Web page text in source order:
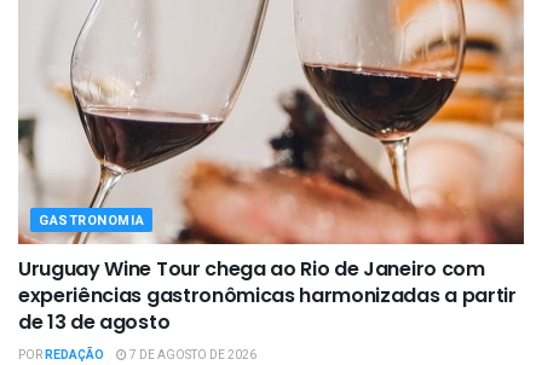
GASTRONOMIA
Uruguay Wine Tour chega ao Rio de Janeiro com
experiências gastronômicas harmonizadas a partir
de 13 de agosto
PORREDAÇÃO 7 DE AGOSTO DE 2026